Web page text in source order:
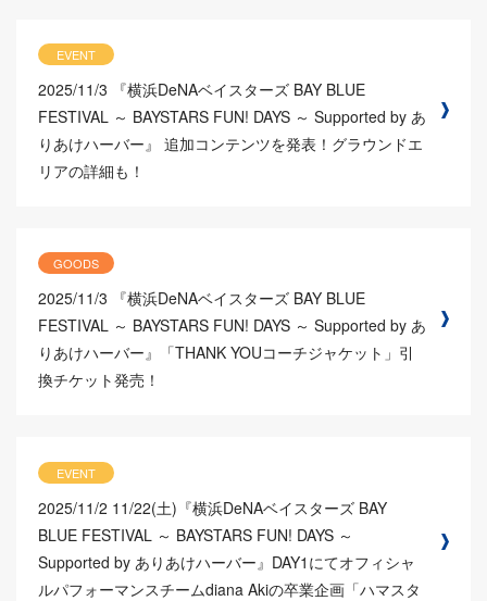
EVENT
2025/11/3
『横浜DeNAベイスターズ BAY BLUE
FESTIVAL ～ BAYSTARS FUN! DAYS ～ Supported by あ
りあけハーバー』 追加コンテンツを発表！グラウンドエ
リアの詳細も！
GOODS
2025/11/3
『横浜DeNAベイスターズ BAY BLUE
FESTIVAL ～ BAYSTARS FUN! DAYS ～ Supported by あ
りあけハーバー』「THANK YOUコーチジャケット」引
換チケット発売！
EVENT
2025/11/2 11/22(土)『横浜DeNAベイスターズ BAY
BLUE FESTIVAL ～ BAYSTARS FUN! DAYS ～
Supported by ありあけハーバー』DAY1にてオフィシャ
ルパフォーマンスチームdiana Akiの卒業企画「ハマスタ